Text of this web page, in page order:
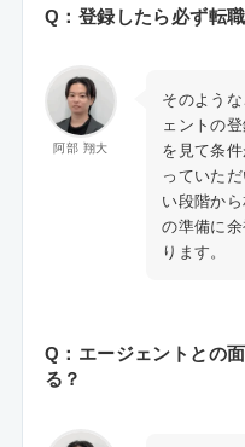
Q：登録したら必ず転
阿部 翔大
そのよう
ェントの
を見て条
っていた
い段階か
の準備に
ります。
Q：エージェントとの
る？